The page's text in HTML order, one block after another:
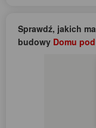
Sprawdź, jakich
budowy Domu